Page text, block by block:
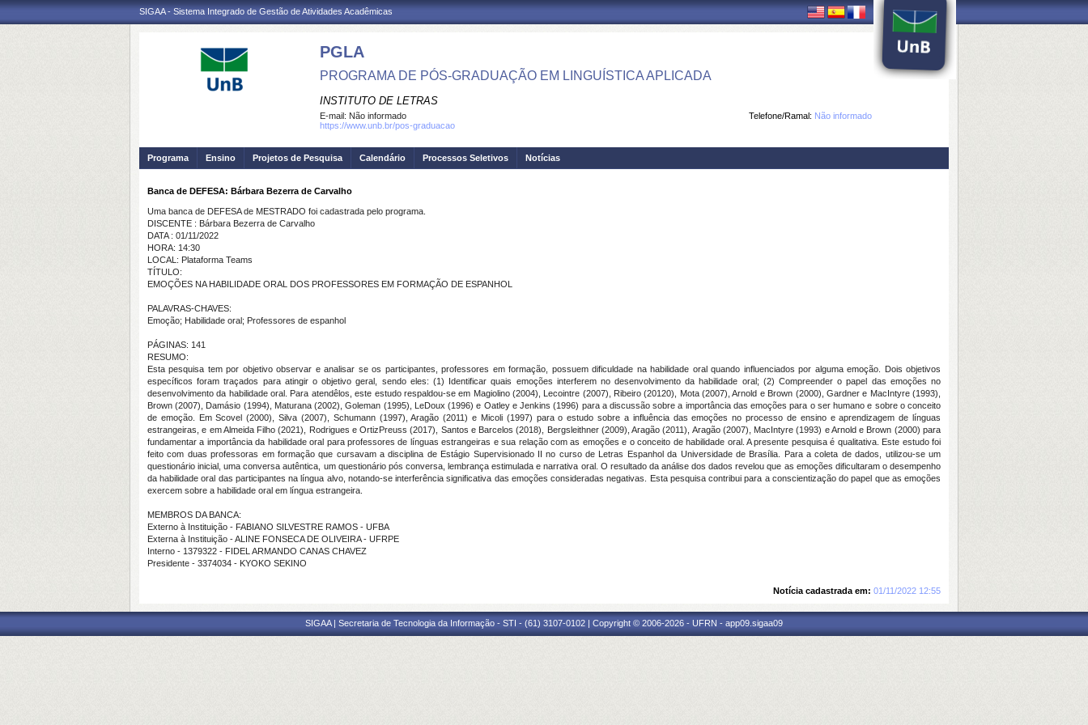
SIGAA - Sistema Integrado de Gestão de Atividades Acadêmicas
PGLA
PROGRAMA DE PÓS-GRADUAÇÃO EM LINGUÍSTICA APLICADA
INSTITUTO DE LETRAS
Telefone/Ramal: Não informado
E-mail: Não informado
https://www.unb.br/pos-graduacao
Programa Ensino Projetos de Pesquisa Calendário Processos Seletivos Notícias
Banca de DEFESA: Bárbara Bezerra de Carvalho
Uma banca de DEFESA de MESTRADO foi cadastrada pelo programa.
DISCENTE : Bárbara Bezerra de Carvalho
DATA : 01/11/2022
HORA: 14:30
LOCAL: Plataforma Teams
TÍTULO:
EMOÇÕES NA HABILIDADE ORAL DOS PROFESSORES EM FORMAÇÃO DE ESPANHOL
PALAVRAS-CHAVES:
Emoção; Habilidade oral; Professores de espanhol
PÁGINAS: 141
RESUMO:
Esta pesquisa tem por objetivo observar e analisar se os participantes, professores em formação, possuem dificuldade na habilidade oral quando influenciados por alguma emoção. Dois objetivos
específicos foram traçados para atingir o objetivo geral, sendo eles: (1) Identificar quais emoções interferem no desenvolvimento da habilidade oral; (2) Compreender o papel das emoções no
desenvolvimento da habilidade oral. Para atendêlos, este estudo respaldou-se em Magiolino (2004), Lecointre (2007), Ribeiro (20120), Mota (2007), Arnold e Brown (2000), Gardner e MacIntyre (1993),
Brown (2007), Damásio (1994), Maturana (2002), Goleman (1995), LeDoux (1996) e Oatley e Jenkins (1996) para a discussão sobre a importância das emoções para o ser humano e sobre o conceito
de emoção. Em Scovel (2000), Silva (2007), Schumann (1997), Aragão (2011) e Micoli (1997) para o estudo sobre a influência das emoções no processo de ensino e aprendizagem de línguas
estrangeiras, e em Almeida Filho (2021), Rodrigues e OrtizPreuss (2017), Santos e Barcelos (2018), Bergsleithner (2009), Aragão (2011), Aragão (2007), MacIntyre (1993) e Arnold e Brown (2000) para
fundamentar a importância da habilidade oral para professores de línguas estrangeiras e sua relação com as emoções e o conceito de habilidade oral. A presente pesquisa é qualitativa. Este estudo foi
feito com duas professoras em formação que cursavam a disciplina de Estágio Supervisionado II no curso de Letras Espanhol da Universidade de Brasília. Para a coleta de dados, utilizou-se um
questionário inicial, uma conversa autêntica, um questionário pós conversa, lembrança estimulada e narrativa oral. O resultado da análise dos dados revelou que as emoções dificultaram o desempenho
da habilidade oral das participantes na língua alvo, notando-se interferência significativa das emoções consideradas negativas. Esta pesquisa contribui para a conscientização do papel que as emoções
exercem sobre a habilidade oral em língua estrangeira.
MEMBROS DA BANCA:
Externo à Instituição - FABIANO SILVESTRE RAMOS - UFBA
Externa à Instituição - ALINE FONSECA DE OLIVEIRA - UFRPE
Interno - 1379322 - FIDEL ARMANDO CANAS CHAVEZ
Presidente - 3374034 - KYOKO SEKINO
Notícia cadastrada em: 01/11/2022 12:55
SIGAA | Secretaria de Tecnologia da Informação - STI - (61) 3107-0102 | Copyright © 2006-2026 - UFRN - app09.sigaa09